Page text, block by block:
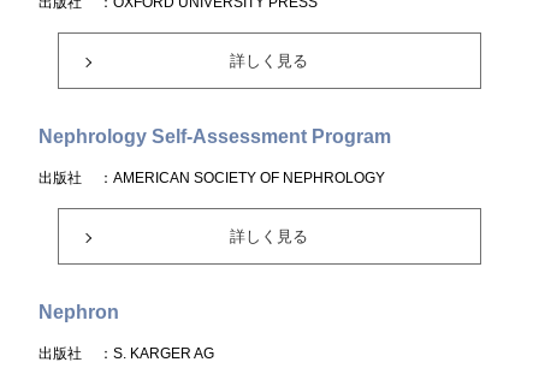
詳しく見る
Nephrology Self-Assessment Program
出版社 ：AMERICAN SOCIETY OF NEPHROLOGY
詳しく見る
Nephron
出版社 ：S. KARGER AG